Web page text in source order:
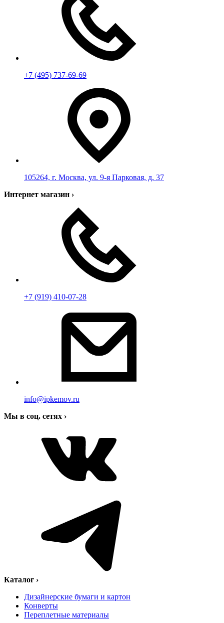
+7 (495) 737-69-69
105264, г. Москва, ул. 9-я Парковая, д. 37
Интернет магазин ›
+7 (919) 410-07-28
info@ipkemov.ru
Мы в соц. сетях ›
Каталог ›
Дизайнерские бумаги и картон
Конверты
Переплетные материалы